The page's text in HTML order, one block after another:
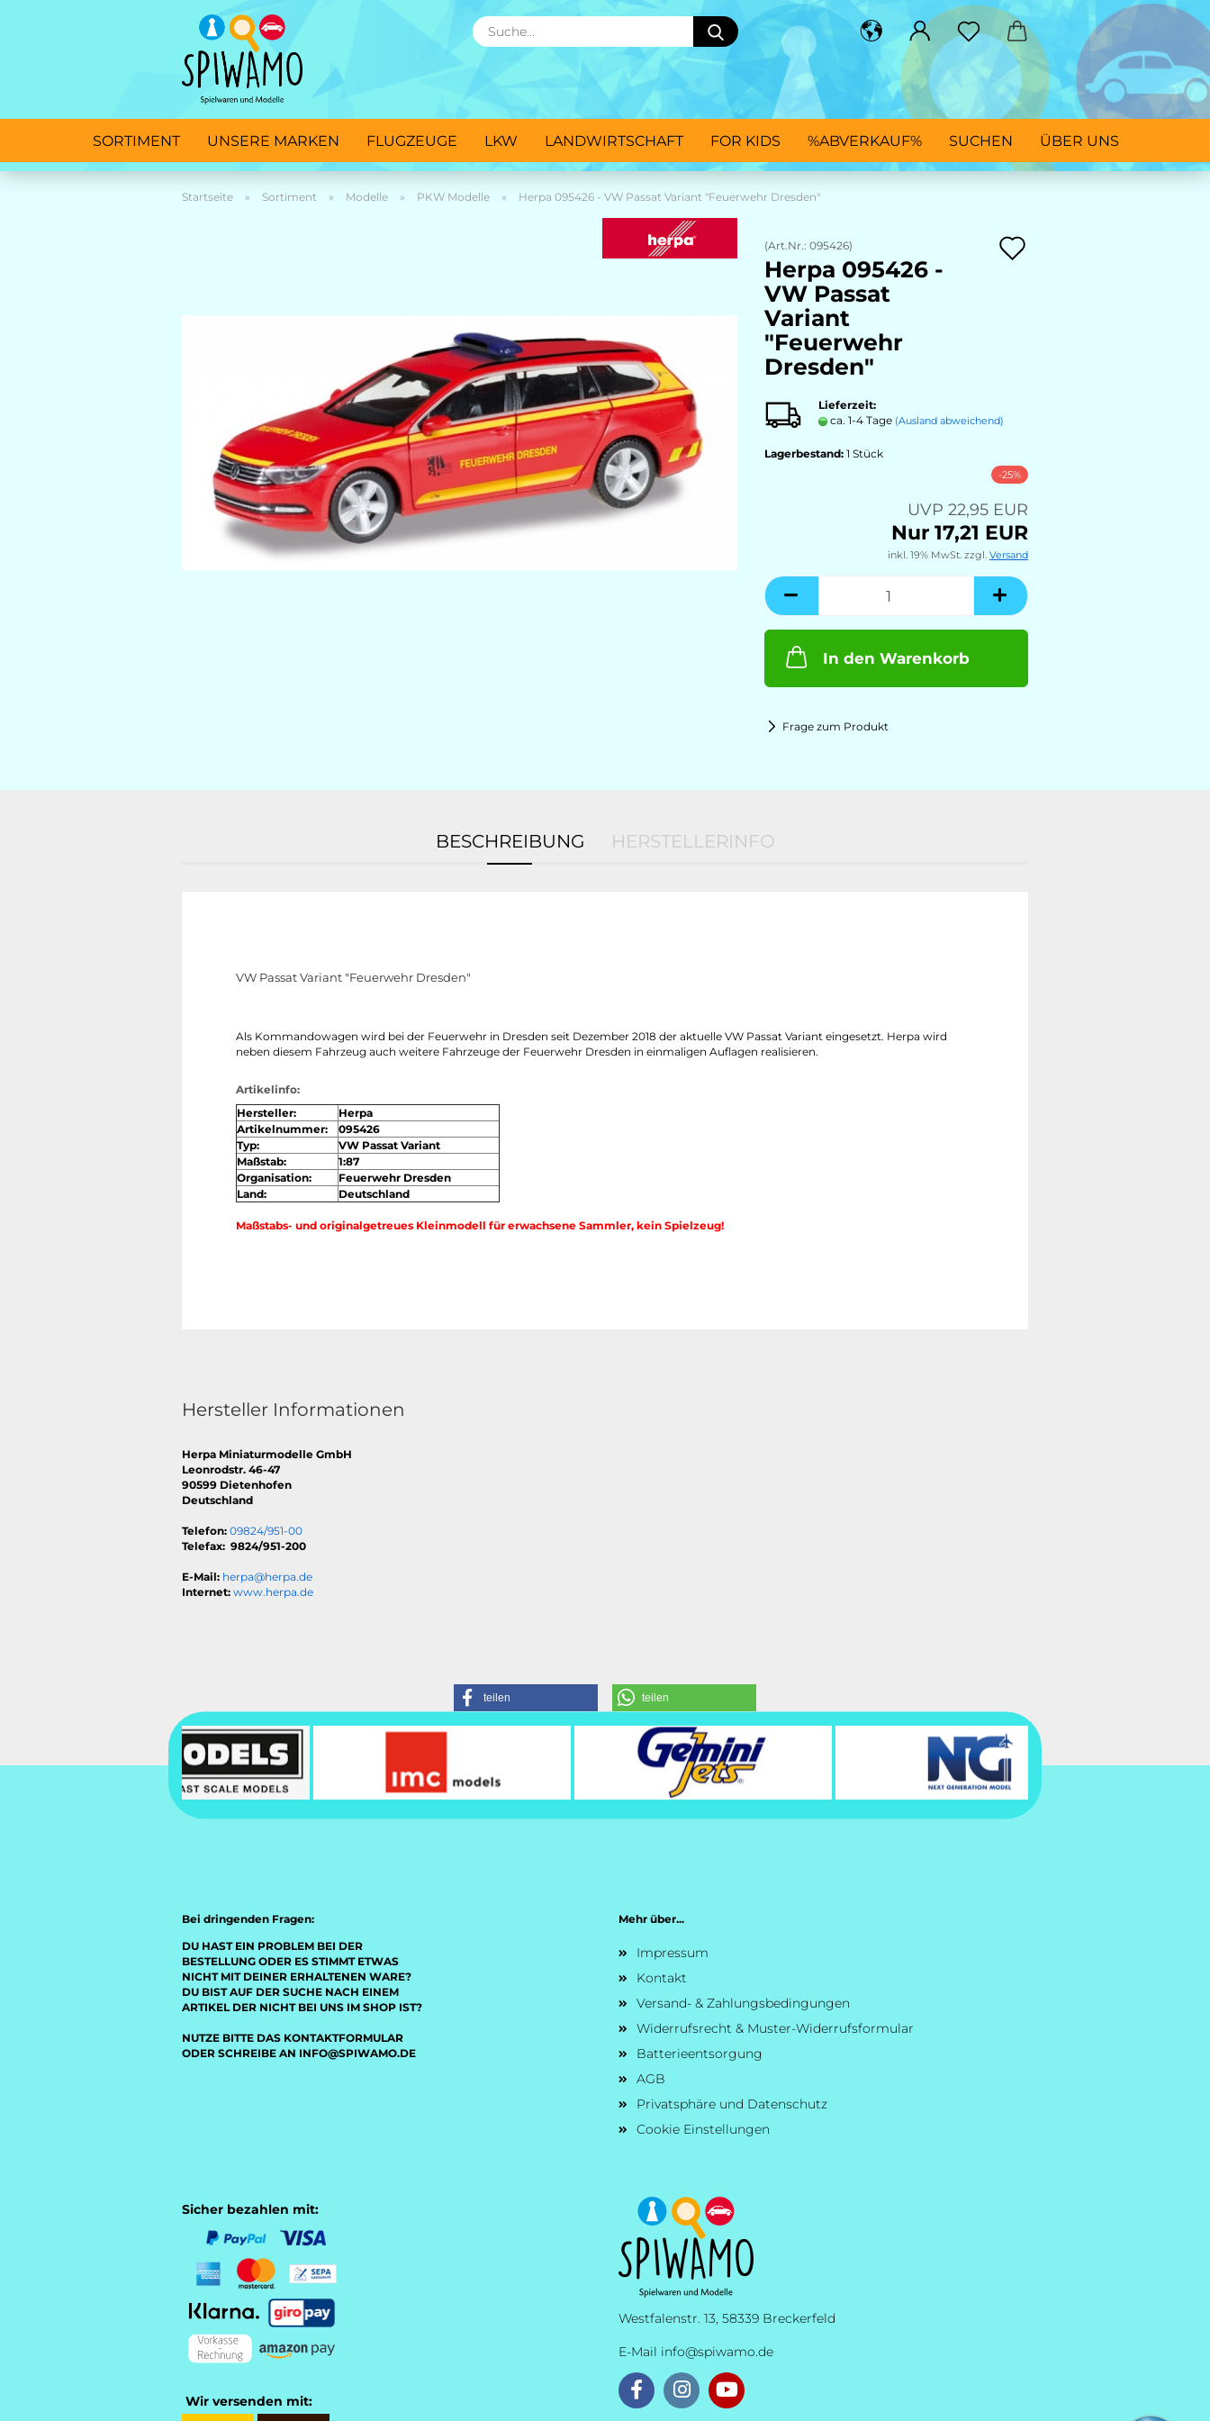
Suche...
SORTIMENT UNSERE MARKEN FLUGZEUGE LKW LANDWIRTSCHAFT FOR KIDS %ABVERKAUF% SUCHEN ÜBER UNS
Startseite » Sortiment » Modelle » PKW Modelle » Herpa 095426 - VW Passat Variant "Feuerwehr Dresden"
(Art.Nr.: 095426)
Herpa 095426 -
VW Passat
Variant
"Feuerwehr
Dresden"
Lieferzeit:
ca. 1-4 Tage (Ausland abweichend)
Lagerbestand: 1 Stück
-25%
UVP 22,95 EUR
Nur 17,21 EUR
inkl. 19% MwSt. zzgl. Versand
In den Warenkorb
Frage zum Produkt
BESCHREIBUNG HERSTELLERINFO
VW Passat Variant "Feuerwehr Dresden"
Als Kommandowagen wird bei der Feuerwehr in Dresden seit Dezember 2018 der aktuelle VW Passat Variant eingesetzt. Herpa wird
neben diesem Fahrzeug auch weitere Fahrzeuge der Feuerwehr Dresden in einmaligen Auflagen realisieren.
Artikelinfo:
Hersteller:
Herpa
Artikelnummer:
095426
Typ:
VW Passat Variant
Maßstab:
1:87
Organisation:
Feuerwehr Dresden
Land:
Deutschland
Maßstabs- und originalgetreues Kleinmodell für erwachsene Sammler, kein Spielzeug!
Hersteller Informationen
Herpa Miniaturmodelle GmbH
Leonrodstr. 46-47
90599 Dietenhofen
Deutschland
Telefon: 09824/951-00
Telefax: 9824/951-200
E-Mail: herpa@herpa.de
Internet: www.herpa.de
teilen teilen
Bei dringenden Fragen:
DU HAST EIN PROBLEM BEI DER
BESTELLUNG ODER ES STIMMT ETWAS
NICHT MIT DEINER ERHALTENEN WARE?
DU BIST AUF DER SUCHE NACH EINEM
ARTIKEL DER NICHT BEI UNS IM SHOP IST?
NUTZE BITTE DAS KONTAKTFORMULAR
ODER SCHREIBE AN INFO@SPIWAMO.DE
Mehr über...
Impressum
Kontakt
Versand- & Zahlungsbedingungen
Widerrufsrecht & Muster-Widerrufsformular
Batterieentsorgung
AGB
Privatsphäre und Datenschutz
Cookie Einstellungen
Sicher bezahlen mit:
Wir versenden mit:
Westfalenstr. 13, 58339 Breckerfeld
E-Mail info@spiwamo.de